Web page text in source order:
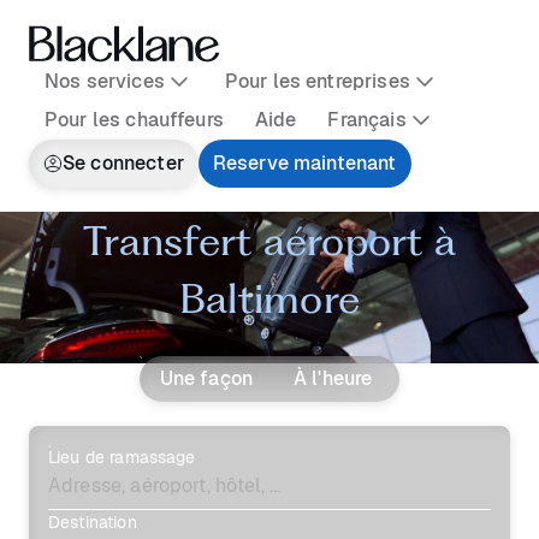
Nos services
Pour les entreprises
Pour les chauffeurs
Aide
Français
Se connecter
Reserve maintenant
Transfert aéroport à
Baltimore
Une façon À l'heure
Lieu de ramassage
Destination